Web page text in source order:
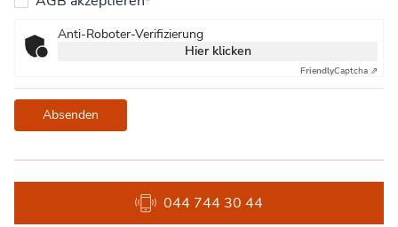
Anti-Roboter-Verifizierung
Hier klicken
FriendlyCaptcha ⇗
Absenden
044 744 30 44